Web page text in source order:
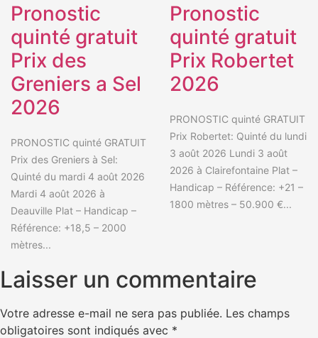
Pronostic
quinté gratuit
Prix des
Greniers a Sel
2026
PRONOSTIC quinté GRATUIT
Prix des Greniers à Sel:
Quinté du mardi 4 août 2026
Mardi 4 août 2026 à
Deauville Plat – Handicap –
Référence: +18,5 – 2000
mètres...
Pronostic
quinté gratuit
Prix Robertet
2026
PRONOSTIC quinté GRATUIT
Prix Robertet: Quinté du lundi
3 août 2026 Lundi 3 août
2026 à Clairefontaine Plat –
Handicap – Référence: +21 –
1800 mètres – 50.900 €...
Laisser un commentaire
Votre adresse e-mail ne sera pas publiée. Les champs
obligatoires sont indiqués avec *